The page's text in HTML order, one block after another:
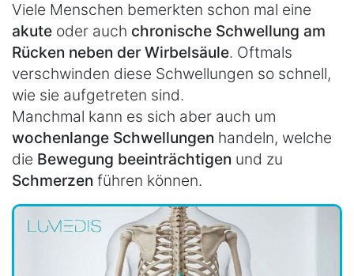
Viele Menschen bemerkten schon mal eine
akute oder auch chronische Schwellung am
Rücken neben der Wirbelsäule. Oftmals
verschwinden diese Schwellungen so schnell,
wie sie aufgetreten sind.
Manchmal kann es sich aber auch um
wochenlange Schwellungen handeln, welche
die Bewegung beeinträchtigen und zu
Schmerzen führen können.